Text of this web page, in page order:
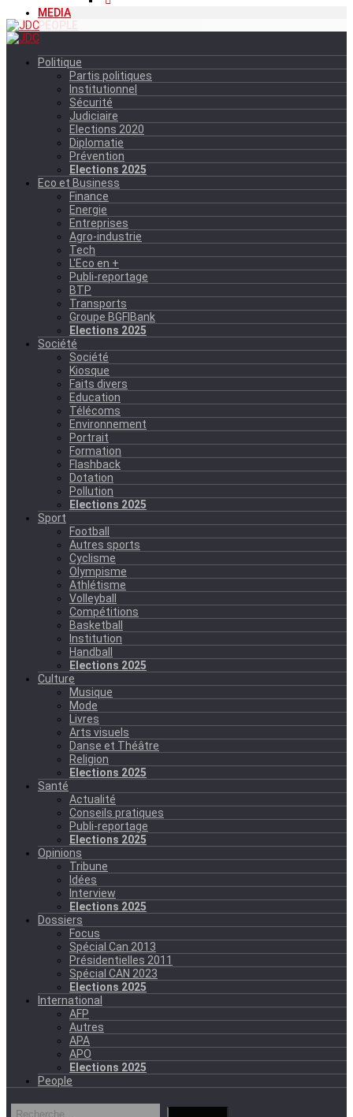
MEDIA
PEOPLE
Politique
Partis politiques
Institutionnel
Sécurité
Judiciaire
Elections 2020
Diplomatie
Prévention
Elections 2025
Eco et Business
Finance
Energie
Entreprises
Agro-industrie
Tech
L'Eco en +
Publi-reportage
BTP
Transports
Groupe BGFIBank
Elections 2025
Société
Société
Kiosque
Faits divers
Education
Télécoms
Environnement
Portrait
Formation
Flashback
Dotation
Pollution
Elections 2025
Sport
Football
Autres sports
Cyclisme
Olympisme
Athlétisme
Volleyball
Compétitions
Basketball
Institution
Handball
Elections 2025
Culture
Musique
Mode
Livres
Arts visuels
Danse et Théâtre
Religion
Elections 2025
Santé
Actualité
Conseils pratiques
Publi-reportage
Elections 2025
Opinions
Tribune
Idées
Interview
Elections 2025
Dossiers
Focus
Spécial Can 2013
Présidentielles 2011
Spécial CAN 2023
Elections 2025
International
AFP
Autres
APA
APO
Elections 2025
People